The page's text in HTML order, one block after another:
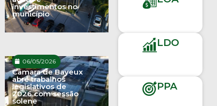
investimentos no
município
06/05/2026
Câmara de Bayeux
abre trabalhos
legislativos de
2026 com sessão
solene
LDO
PPA